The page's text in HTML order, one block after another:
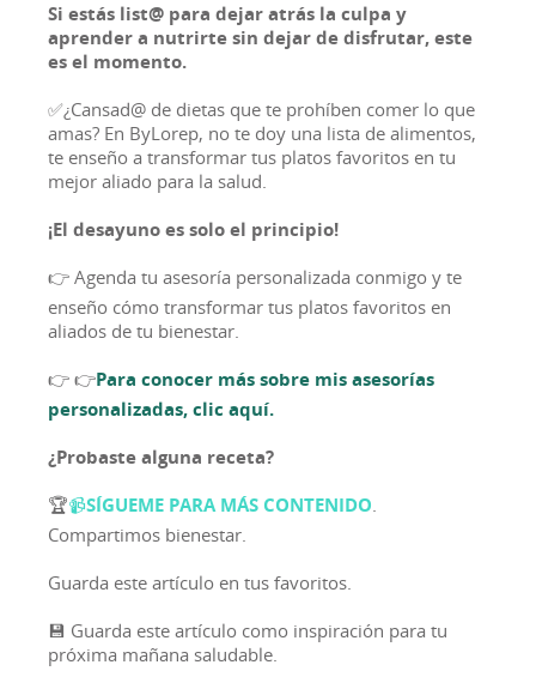
Si estás list@ para dejar atrás la culpa y
aprender a nutrirte sin dejar de disfrutar, este
es el momento.
✅¿Cansad@ de dietas que te prohíben comer lo que
amas? En ByLorep, no te doy una lista de alimentos,
te enseño a transformar tus platos favoritos en tu
mejor aliado para la salud.
¡El desayuno es solo el principio!
👉 Agenda tu asesoría personalizada conmigo y te
enseño cómo transformar tus platos favoritos en
aliados de tu bienestar.
👉 👉Para conocer más sobre mis asesorías
personalizadas, clic aquí.
¿Probaste alguna receta?
🏆📹SÍGUEME PARA MÁS CONTENIDO.
Compartimos bienestar.
Guarda este artículo en tus favoritos.
💾 Guarda este artículo como inspiración para tu
próxima mañana saludable.